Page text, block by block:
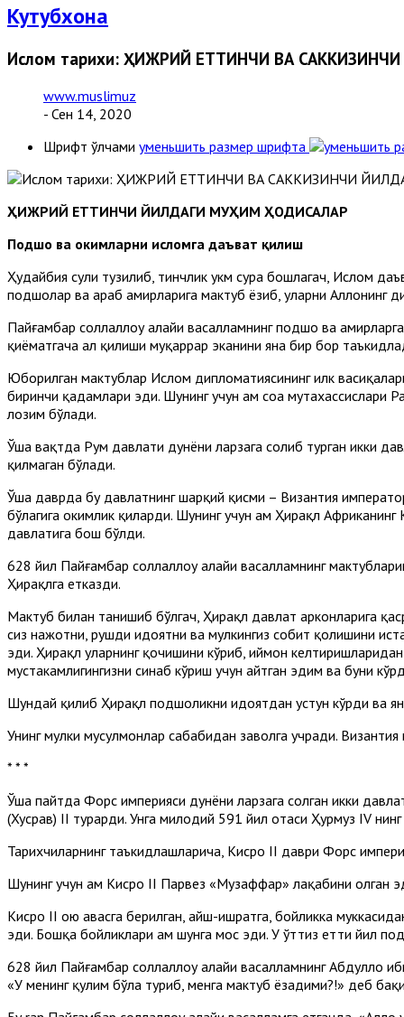
Кутубхона
Ислом тарихи: ҲИЖРИЙ ЕТТИНЧИ ВА
www.muslimuz
- Сен 14, 2020
Шрифт ўлчами уменьшить размер шрифта
ҲИЖРИЙ ЕТТИНЧИ ЙИЛДАГИ МУҲИМ ҲОДИСАЛАР
Подшоҳ ва ҳокимларни исломга даъват қилиш
Ҳудайбия сулҳи тузилиб, тинчлик ҳукм сура бошлагач, Ислом
подшоҳлар ва араб амирларига мактуб ёзиб, уларни
Пайғамбар соллаллоҳу алайҳи васалламнинг подшоҳ ва
қиёматгача ҳал қилиши муқаррар эканини яна бир бор
Юборилган мактублар Ислом дипломатиясининг илк
биринчи қадамлари эди. Шунинг учун ҳам соҳа мутахассислари
лозим бўлади.
Ўша вақтда Рум давлати дунёни ларзага солиб турган икки
қилмаган бўлади.
Ўша даврда бу давлатнинг шарқий қисми – Византия
бўлагига ҳокимлик қиларди. Шунинг учун ҳам Ҳирақл
давлатига бош бўлди.
628 йил Пайғамбар соллаллоҳу алайҳи васалламнинг
Ҳирақлга етказди.
Мактуб билан танишиб бўлгач, Ҳирақл давлат арконларига
сиз нажотни, рушди ҳидоятни ва мулкингиз собит қолишини
эди. Ҳирақл уларнинг қочишини кўриб, иймон
мустаҳкамлигингизни синаб кўриш учун айтган эдим ва буни
Шундай қилиб Ҳирақл подшоҳликни ҳидоятдан устун кўрди
Унинг мулки мусулмонлар сабабидан заволга учради.
* * *
Ўша пайтда Форс империяси дунёни ларзага солган икки
(Хусрав) II турарди. Унга милодий 591 йил отаси Ҳурмуз IV
Тарихчиларнинг таъкидлашларича, Кисро II даври Форс
Шунинг учун ҳам Кисро II Парвез «Музаффар» лақабини
Кисро II ҳою ҳавасга берилган, айш-ишратга, бойликка
эди. Бошқа бойликлари ҳам шунга мос эди. У ўттиз етти йил
628 йил Пайғамбар соллаллоҳу алайҳи васалламнинг Абдуллоҳ
«У менинг қулим бўла туриб, менга мактуб ёзадими?!» деб